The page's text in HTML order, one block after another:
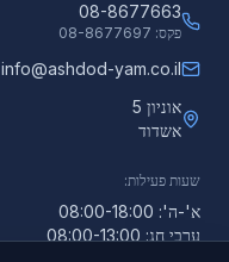
08-8677663
פקס: 08-8677697
info@ashdod-yam.co.il
אוניון 5
אשדוד
שעות פעילות:
א'-ה': 08:00-18:00
ערבי חג: 08:00-13:00